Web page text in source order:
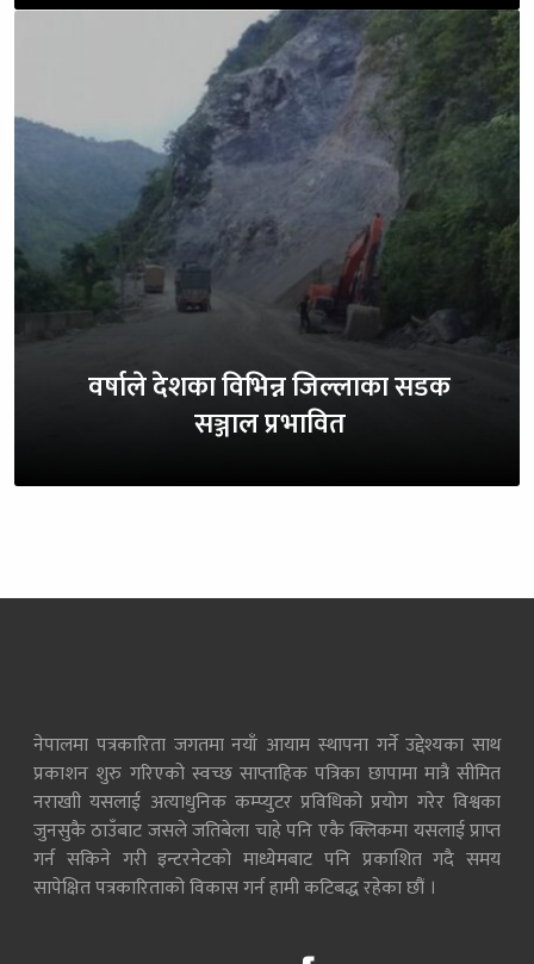
वर्षाले देशका विभिन्न जिल्लाका सडक
सञ्जाल प्रभावित
नेपालमा पत्रकारिता जगतमा नयाँ आयाम स्थापना गर्ने उद्देश्यका साथ
प्रकाशन शुरु गरिएको स्वच्छ साप्ताहिक पत्रिका छापामा मात्रै सीमित
नराखाी यसलाई अत्याधुनिक कम्प्युटर प्रविधिको प्रयोग गरेर विश्वका
जुनसुकै ठाउँबाट जसले जतिबेला चाहे पनि एकै क्लिकमा यसलाई प्राप्त
गर्न सकिने गरी इन्टरनेटको माध्येमबाट पनि प्रकाशित गदै समय
सापेक्षित पत्रकारिताको विकास गर्न हामी कटिबद्ध रहेका छौं ।